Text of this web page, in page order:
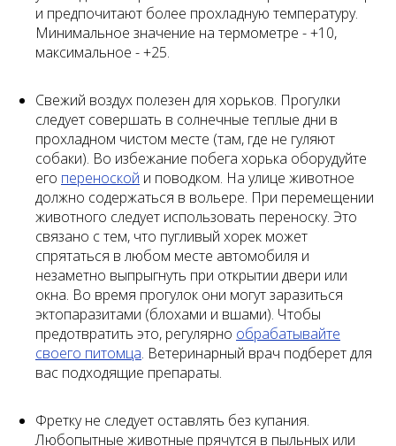
и предпочитают более прохладную температуру.
Минимальное значение на термометре - +10,
максимальное - +25.
Свежий воздух полезен для хорьков. Прогулки
следует совершать в солнечные теплые дни в
прохладном чистом месте (там, где не гуляют
собаки). Во избежание побега хорька оборудуйте
его переноской и поводком. На улице животное
должно содержаться в вольере. При перемещении
животного следует использовать переноску. Это
связано с тем, что пугливый хорек может
спрятаться в любом месте автомобиля и
незаметно выпрыгнуть при открытии двери или
окна. Во время прогулок они могут заразиться
эктопаразитами (блохами и вшами). Чтобы
предотвратить это, регулярно обрабатывайте
своего питомца. Ветеринарный врач подберет для
вас подходящие препараты.
Фретку не следует оставлять без купания.
Любопытные животные прячутся в пыльных или